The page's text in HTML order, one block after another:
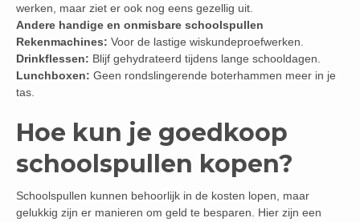
werken, maar ziet er ook nog eens gezellig uit.
Andere handige en onmisbare schoolspullen
Rekenmachines: Voor de lastige wiskundeproefwerken.
Drinkflessen: Blijf gehydrateerd tijdens lange schooldagen.
Lunchboxen: Geen rondslingerende boterhammen meer in je
tas.
Hoe kun je goedkoop
schoolspullen kopen?
Schoolspullen kunnen behoorlijk in de kosten lopen, maar
gelukkig zijn er manieren om geld te besparen. Hier zijn een